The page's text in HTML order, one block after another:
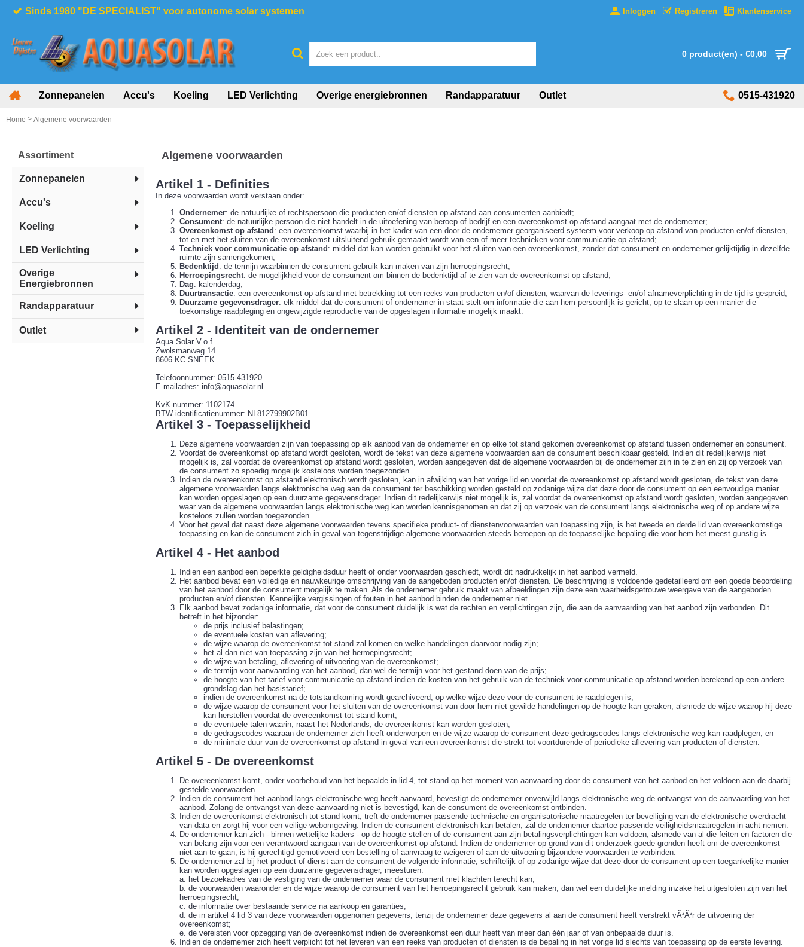
Sinds 1980 "DE SPECIALIST" voor autonome solar systemen Inloggen Registreren Klantenservice
0 product(en) - €0,00
Zonnepanelen Accu's Koeling LED Verlichting Overige energiebronnen Randapparatuur Outlet 0515-431920
Home > Algemene voorwaarden
Assortiment
Zonnepanelen
Accu's
Koeling
LED Verlichting
Overige
Energiebronnen
Randapparatuur
Outlet
Algemene voorwaarden
Artikel 1 - Definities
In deze voorwaarden wordt verstaan onder:
Ondernemer: de natuurlijke of rechtspersoon die producten en/of diensten op afstand aan consumenten aanbiedt;
Consument: de natuurlijke persoon die niet handelt in de uitoefening van beroep of bedrijf en een overeenkomst op afstand aangaat met de ondernemer;
Overeenkomst op afstand : een overeenkomst waarbij in het kader van een door de ondernemer georganiseerd systeem voor verkoop op afstand van producten en/of diensten,
tot en met het sluiten van de overeenkomst uitsluitend gebruik gemaakt wordt van een of meer technieken voor communicatie op afstand;
Techniek voor communicatie op afstand : middel dat kan worden gebruikt voor het sluiten van een overeenkomst, zonder dat consument en ondernemer gelijktijdig in dezelfde
ruimte zijn samengekomen;
Bedenktijd : de termijn waarbinnen de consument gebruik kan maken van zijn herroepingsrecht;
Herroepingsrecht: de mogelijkheid voor de consument om binnen de bedenktijd af te zien van de overeenkomst op afstand;
Dag: kalenderdag;
Duurtransactie: een overeenkomst op afstand met betrekking tot een reeks van producten en/of diensten, waarvan de leverings- en/of afnameverplichting in de tijd is gespreid;
Duurzame gegevensdrager: elk middel dat de consument of ondernemer in staat stelt om informatie die aan hem persoonlijk is gericht, op te slaan op een manier die
toekomstige raadpleging en ongewijzigde reproductie van de opgeslagen informatie mogelijk maakt.
Artikel 2 - Identiteit van de ondernemer
Aqua Solar V.o.f.
Zwolsmanweg 14
8606 KC SNEEK
Telefoonnummer: 0515-431920
E-mailadres: info@aquasolar.nl
KvK-nummer: 1102174
BTW-identificatienummer: NL812799902B01
Artikel 3 - Toepasselijkheid
Deze algemene voorwaarden zijn van toepassing op elk aanbod van de ondernemer en op elke tot stand gekomen overeenkomst op afstand tussen ondernemer en consument.
Voordat de overeenkomst op afstand wordt gesloten, wordt de tekst van deze algemene voorwaarden aan de consument beschikbaar gesteld. Indien dit redelijkerwijs niet
mogelijk is, zal voordat de overeenkomst op afstand wordt gesloten, worden aangegeven dat de algemene voorwaarden bij de ondernemer zijn in te zien en zij op verzoek van
de consument zo spoedig mogelijk kosteloos worden toegezonden.
Indien de overeenkomst op afstand elektronisch wordt gesloten, kan in afwijking van het vorige lid en voordat de overeenkomst op afstand wordt gesloten, de tekst van deze
algemene voorwaarden langs elektronische weg aan de consument ter beschikking worden gesteld op zodanige wijze dat deze door de consument op een eenvoudige manier
kan worden opgeslagen op een duurzame gegevensdrager. Indien dit redelijkerwijs niet mogelijk is, zal voordat de overeenkomst op afstand wordt gesloten, worden aangegeven
waar van de algemene voorwaarden langs elektronische weg kan worden kennisgenomen en dat zij op verzoek van de consument langs elektronische weg of op andere wijze
kosteloos zullen worden toegezonden.
Voor het geval dat naast deze algemene voorwaarden tevens specifieke product- of dienstenvoorwaarden van toepassing zijn, is het tweede en derde lid van overeenkomstige
toepassing en kan de consument zich in geval van tegenstrijdige algemene voorwaarden steeds beroepen op de toepasselijke bepaling die voor hem het meest gunstig is.
Artikel 4 - Het aanbod
Indien een aanbod een beperkte geldigheidsduur heeft of onder voorwaarden geschiedt, wordt dit nadrukkelijk in het aanbod vermeld.
Het aanbod bevat een volledige en nauwkeurige omschrijving van de aangeboden producten en/of diensten. De beschrijving is voldoende gedetailleerd om een goede beoordeling
van het aanbod door de consument mogelijk te maken. Als de ondernemer gebruik maakt van afbeeldingen zijn deze een waarheidsgetrouwe weergave van de aangeboden
producten en/of diensten. Kennelijke vergissingen of fouten in het aanbod binden de ondernemer niet.
Elk aanbod bevat zodanige informatie, dat voor de consument duidelijk is wat de rechten en verplichtingen zijn, die aan de aanvaarding van het aanbod zijn verbonden. Dit
betreft in het bijzonder:
de prijs inclusief belastingen;
de eventuele kosten van aflevering;
de wijze waarop de overeenkomst tot stand zal komen en welke handelingen daarvoor nodig zijn;
het al dan niet van toepassing zijn van het herroepingsrecht;
de wijze van betaling, aflevering of uitvoering van de overeenkomst;
de termijn voor aanvaarding van het aanbod, dan wel de termijn voor het gestand doen van de prijs;
de hoogte van het tarief voor communicatie op afstand indien de kosten van het gebruik van de techniek voor communicatie op afstand worden berekend op een andere
grondslag dan het basistarief;
indien de overeenkomst na de totstandkoming wordt gearchiveerd, op welke wijze deze voor de consument te raadplegen is;
de wijze waarop de consument voor het sluiten van de overeenkomst van door hem niet gewilde handelingen op de hoogte kan geraken, alsmede de wijze waarop hij deze
kan herstellen voordat de overeenkomst tot stand komt;
de eventuele talen waarin, naast het Nederlands, de overeenkomst kan worden gesloten;
de gedragscodes waaraan de ondernemer zich heeft onderworpen en de wijze waarop de consument deze gedragscodes langs elektronische weg kan raadplegen; en
de minimale duur van de overeenkomst op afstand in geval van een overeenkomst die strekt tot voortdurende of periodieke aflevering van producten of diensten.
Artikel 5 - De overeenkomst
De overeenkomst komt, onder voorbehoud van het bepaalde in lid 4, tot stand op het moment van aanvaarding door de consument van het aanbod en het voldoen aan de daarbij
gestelde voorwaarden.
Indien de consument het aanbod langs elektronische weg heeft aanvaard, bevestigt de ondernemer onverwijld langs elektronische weg de ontvangst van de aanvaarding van het
aanbod. Zolang de ontvangst van deze aanvaarding niet is bevestigd, kan de consument de overeenkomst ontbinden.
Indien de overeenkomst elektronisch tot stand komt, treft de ondernemer passende technische en organisatorische maatregelen ter beveiliging van de elektronische overdracht
van data en zorgt hij voor een veilige webomgeving. Indien de consument elektronisch kan betalen, zal de ondernemer daartoe passende veiligheidsmaatregelen in acht nemen.
De ondernemer kan zich - binnen wettelijke kaders - op de hoogte stellen of de consument aan zijn betalingsverplichtingen kan voldoen, alsmede van al die feiten en factoren die
van belang zijn voor een verantwoord aangaan van de overeenkomst op afstand. Indien de ondernemer op grond van dit onderzoek goede gronden heeft om de overeenkomst
niet aan te gaan, is hij gerechtigd gemotiveerd een bestelling of aanvraag te weigeren of aan de uitvoering bijzondere voorwaarden te verbinden.
De ondernemer zal bij het product of dienst aan de consument de volgende informatie, schriftelijk of op zodanige wijze dat deze door de consument op een toegankelijke manier
kan worden opgeslagen op een duurzame gegevensdrager, meesturen:
a. het bezoekadres van de vestiging van de ondernemer waar de consument met klachten terecht kan;
b. de voorwaarden waaronder en de wijze waarop de consument van het herroepingsrecht gebruik kan maken, dan wel een duidelijke melding inzake het uitgesloten zijn van het
herroepingsrecht;
c. de informatie over bestaande service na aankoop en garanties;
d. de in artikel 4 lid 3 van deze voorwaarden opgenomen gegevens, tenzij de ondernemer deze gegevens al aan de consument heeft verstrekt vÃ³Ã³r de uitvoering der
overeenkomst;
e. de vereisten voor opzegging van de overeenkomst indien de overeenkomst een duur heeft van meer dan één jaar of van onbepaalde duur is.
Indien de ondernemer zich heeft verplicht tot het leveren van een reeks van producten of diensten is de bepaling in het vorige lid slechts van toepassing op de eerste levering.